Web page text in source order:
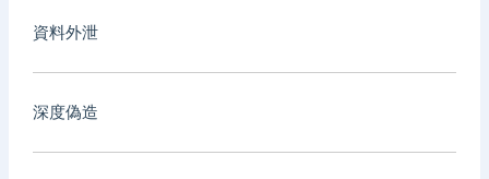
資料外泄
深度偽造